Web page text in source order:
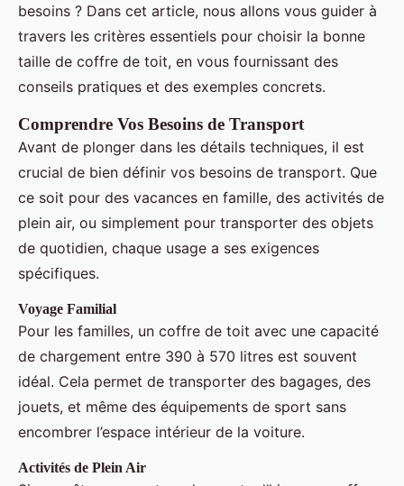
besoins ? Dans cet article, nous allons vous guider à
travers les critères essentiels pour choisir la bonne
taille de coffre de toit, en vous fournissant des
conseils pratiques et des exemples concrets.
Comprendre Vos Besoins de Transport
Avant de plonger dans les détails techniques, il est
crucial de bien définir vos besoins de transport. Que
ce soit pour des vacances en famille, des activités de
plein air, ou simplement pour transporter des objets
de quotidien, chaque usage a ses exigences
spécifiques.
Voyage Familial
Pour les familles, un coffre de toit avec une capacité
de chargement entre 390 à 570 litres est souvent
idéal. Cela permet de transporter des bagages, des
jouets, et même des équipements de sport sans
encombrer l’espace intérieur de la voiture.
Activités de Plein Air